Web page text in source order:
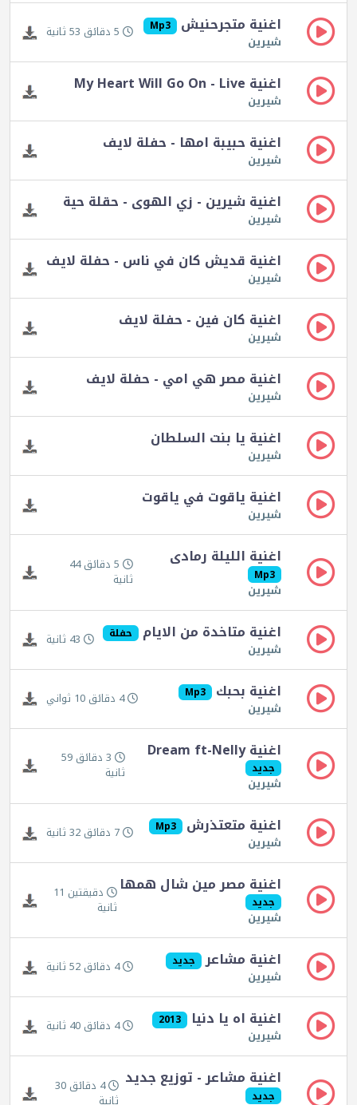
اغنية متجرحنيش Mp3
شيرين 5 دقائق 53 ثانية
اغنية My Heart Will Go On - Live
شيرين
اغنية حبيبة امها - حفلة لايف
شيرين
اغنية شيرين - زي الهوى - حقلة حية
شيرين
اغنية قديش كان في ناس - حفلة لايف
شيرين
اغنية كان فين - حفلة لايف
شيرين
اغنية مصر هي امي - حفلة لايف
شيرين
اغنية يا بنت السلطان
شيرين
اغنية ياقوت في ياقوت
شيرين
اغنية الليلة رمادى
Mp3
شيرين
5 دقائق 44
ثانية
اغنية متاخدة من الايام حفلة
شيرين 43 ثانية
اغنية بحبك Mp3
شيرين 4 دقائق 10 ثواني
اغنية Dream ft-Nelly
جديد
شيرين
3 دقائق 59
ثانية
اغنية متعتذرش Mp3
شيرين 7 دقائق 32 ثانية
اغنية مصر مين شال همها
جديد
شيرين
دقيقتين 11
ثانية
اغنية مشاعر جديد
شيرين 4 دقائق 52 ثانية
اغنية اه يا دنيا 2013
شيرين 4 دقائق 40 ثانية
اغنية مشاعر - توزيع جديد
جديد
4 دقائق 30
ثانية